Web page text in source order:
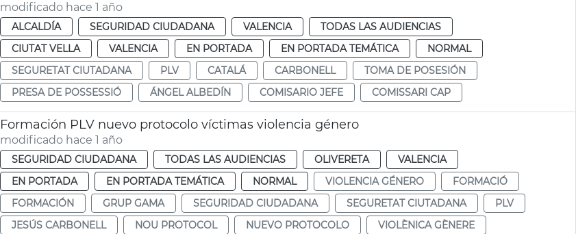
modificado hace 1 año
ALCALDÍA SEGURIDAD CIUDADANA VALENCIA
TODAS LAS AUDIENCIAS
CIUTAT VELLA
VALENCIA EN PORTADA EN PORTADA TEMÁTICA
NORMAL
SEGURETAT CIUTADANA
PLV CATALÁ CARBONELL
TOMA DE POSESIÓN
PRESA DE POSSESSIÓ
ÁNGEL ALBEDÍN COMISARIO JEFE COMISSARI CAP
Formación PLV nuevo protocolo víctimas violencia género
modificado hace 1 año
SEGURIDAD CIUDADANA TODAS LAS AUDIENCIAS OLIVERETA
VALENCIA
EN PORTADA
EN PORTADA TEMÁTICA NORMAL VIOLENCIA GÉNERO
FORMACIÓ
FORMACIÓN
GRUP GAMA SEGURIDAD CIUDADANA SEGURETAT CIUTADANA
PLV
JESÚS CARBONELL
NOU PROTOCOL NUEVO PROTOCOLO VIOLÈNICA GÈNERE